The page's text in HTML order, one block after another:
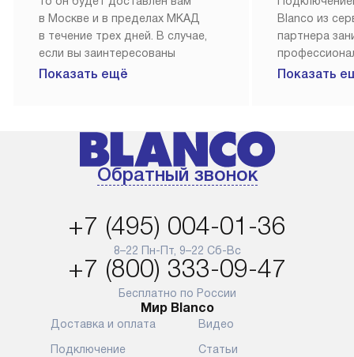
в Москве и в пределах МКАД
в течение трех дней. В случае,
если вы заинтересованы
в товаре, который доступен
менеджером на сайте. Товары
с особым лейблом
доставляются бесплатно
аксессуаров не предусмотрена.
Для доставки в другие регионы
мы используем услуги
транспортной компании.
Уточняйте все условия доставки
у нашего менеджера при
оформлении заказа.
Показать ещё
Blanco из
партнера
Наш сервис
возможные
Готовые
Показать
Обратный звонок
+7 (495) 004-01-36
8–22 Пн-Пт, 9–22 Сб-Вс
+7 (800) 333-09-47
Бесплатно по России
Мир Blanco
Доставка и оплата
Подключение
Видео
Статьи